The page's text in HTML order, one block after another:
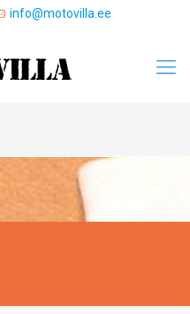
info@motovilla.ee